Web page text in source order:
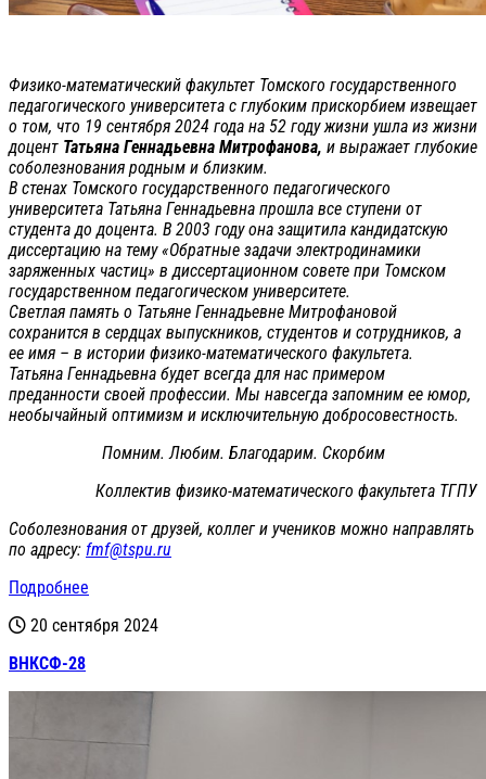
Физико-математический факультет Томского государственного
педагогического университета с глубоким прискорбием извещает
о том, что 19 сентября 2024 года на 52 году жизни ушла из жизни
доцент Татьяна Геннадьевна Митрофанова, и выражает глубокие
соболезнования родным и близким.
В стенах Томского государственного педагогического
университета Татьяна Геннадьевна прошла все ступени от
студента до доцента. В 2003 году она защитила кандидатскую
диссертацию на тему «Обратные задачи электродинамики
заряженных частиц» в диссертационном совете при Томском
государственном педагогическом университете.
Светлая память о Татьяне Геннадьевне Митрофановой
сохранится в сердцах выпускников, студентов и сотрудников, а
ее имя – в истории физико-математического факультета.
Татьяна Геннадьевна будет всегда для нас примером
преданности своей профессии. Мы навсегда запомним ее юмор,
необычайный оптимизм и исключительную добросовестность.
Помним. Любим. Благодарим. Скорбим
Коллектив физико-математического факультета ТГПУ
Соболезнования от друзей, коллег и учеников можно направлять
по адресу: fmf@tspu.ru
Подробнее
20 сентября 2024
ВНКСФ-28